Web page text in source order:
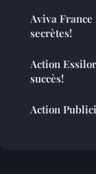
Aviva France
secrètes!
Action
succès!
Action